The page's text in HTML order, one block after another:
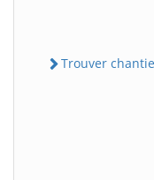
Trouver